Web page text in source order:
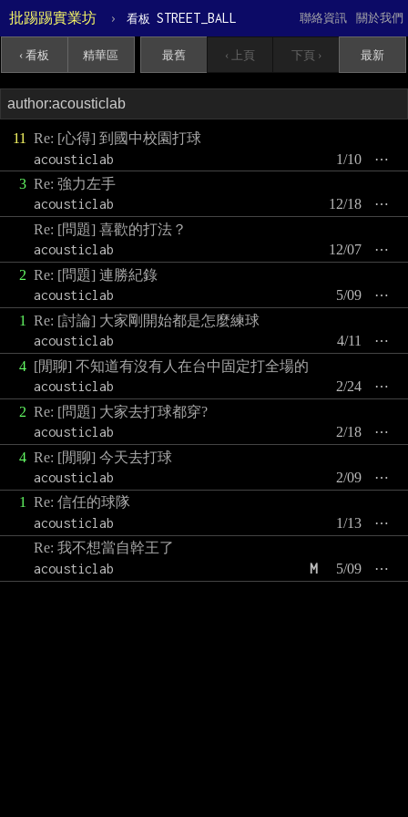
批踢踢實業坊 › 看板 STREET_BALL 關於我們
聯絡資訊
‹ 看板 精華區 最舊 ‹ 上頁 下頁 › 最新
11
Re: [心得] 到國中校園打球
acousticlab
⋯
1/10
3 Re: 強力左手
acousticlab
⋯
12/18
Re: [問題] 喜歡的打法？
acousticlab
⋯
12/07
2 Re: [問題] 連勝紀錄
acousticlab
⋯
5/09
1
Re: [討論] 大家剛開始都是怎麼練球
acousticlab
⋯
4/11
4 [閒聊] 不知道有沒有人在台中固定打全場的
acousticlab
⋯
2/24
2 Re: [問題] 大家去打球都穿?
acousticlab
⋯
2/18
4 Re: [閒聊] 今天去打球
acousticlab
⋯
2/09
1 Re: 信任的球隊
acousticlab
⋯
1/13
Re: 我不想當自幹王了
acousticlab
⋯
5/09
M